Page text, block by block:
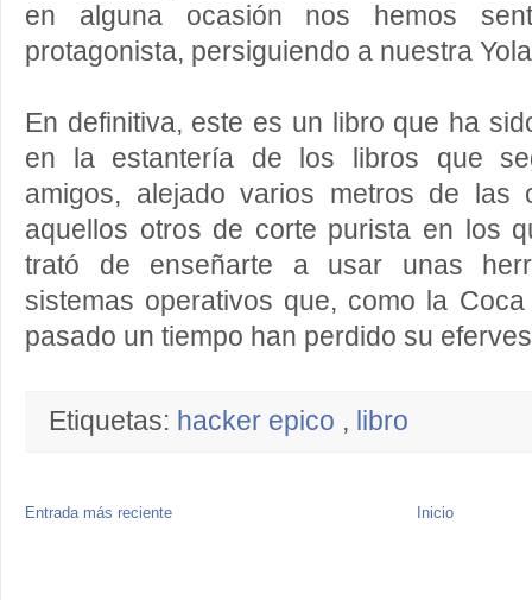
en alguna ocasión nos hemos
protagonista, persiguiendo a nuestra
En definitiva, este es un libro que ha
en la estantería de los libros que
amigos, alejado varios metros de las
aquellos otros de corte purista en los
trató de enseñarte a usar unas
sistemas operativos que, como la
pasado un tiempo han perdido su
Etiquetas: hacker epico , libro
Entrada más reciente Inicio